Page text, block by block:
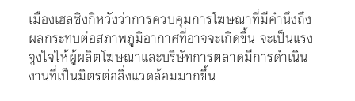
เมืองเฮลซิงกิหวังว่าการควบคุมการโฆษณาที่มีคำนึงถึง
ผลกระทบต่อสภาพภูมิอากาศที่อาจจะเกิดขึ้น จะเป็นแรง
จูงใจให้ผู้ผลิตโฆษณาและบริษัทการตลาดมีการดำเนิน
งานที่เป็นมิตรต่อสิ่งแวดล้อมมากขึ้น